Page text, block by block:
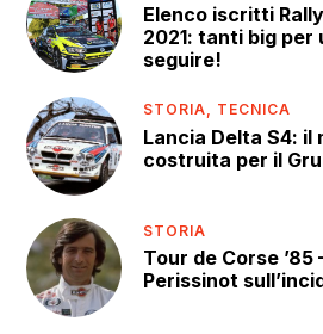
Elenco iscritti
2021: tanti big
seguire!
STORIA, TECNICA
Lancia Delta S4: il
costruita per il
STORIA
Tour de Corse ’85
Perissinot